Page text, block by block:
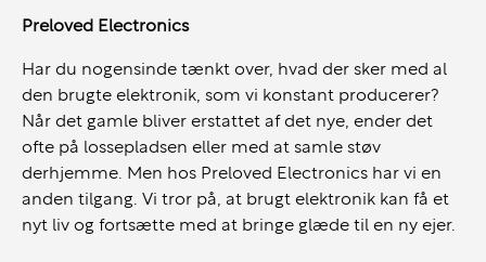
Preloved Electronics
Har du nogensinde tænkt over, hvad der sker med al
den brugte elektronik, som vi konstant producerer?
Når det gamle bliver erstattet af det nye, ender det
ofte på lossepladsen eller med at samle støv
derhjemme. Men hos Preloved Electronics har vi en
anden tilgang. Vi tror på, at brugt elektronik kan få et
nyt liv og fortsætte med at bringe glæde til en ny ejer.